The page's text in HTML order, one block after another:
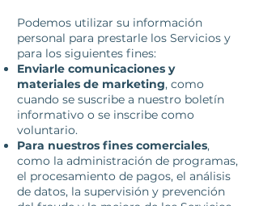
Podemos utilizar su información
personal para prestarle los Servicios y
para los siguientes fines:
Enviarle comunicaciones y
materiales de marketing, como
cuando se suscribe a nuestro boletín
informativo o se inscribe como
voluntario.
Para nuestros fines comerciales,
como la administración de programas,
el procesamiento de pagos, el análisis
de datos, la supervisión y prevención